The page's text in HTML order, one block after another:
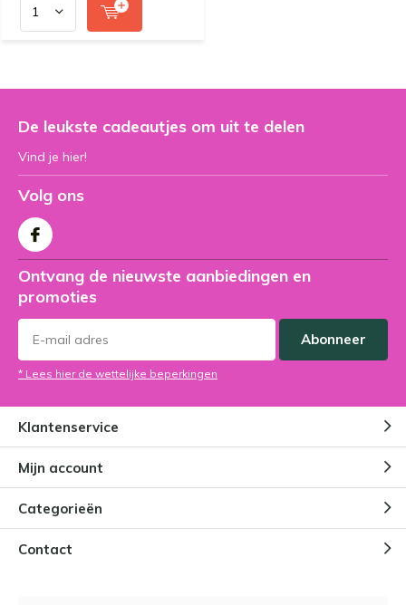
De leukste cadeautjes om uit te delen
Vind je hier!
Volg ons
Ontvang de nieuwste aanbiedingen en
promoties
Abonneer
* Lees hier de wettelijke beperkingen
Klantenservice
Mijn account
Categorieën
Contact